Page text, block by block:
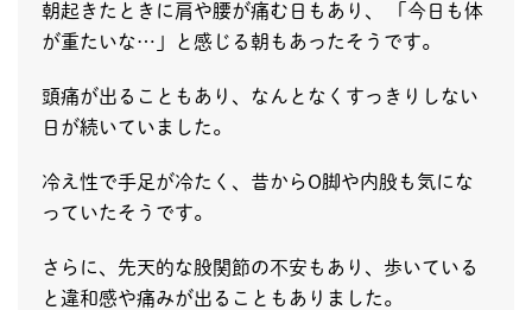
朝起きたときに肩や腰が痛む日もあり、 「今日も体
が重たいな…」と感じる朝もあったそうです。
頭痛が出ることもあり、なんとなくすっきりしない
日が続いていました。
冷え性で手足が冷たく、昔からO脚や内股も気にな
っていたそうです。
さらに、先天的な股関節の不安もあり、歩いている
と違和感や痛みが出ることもありました。